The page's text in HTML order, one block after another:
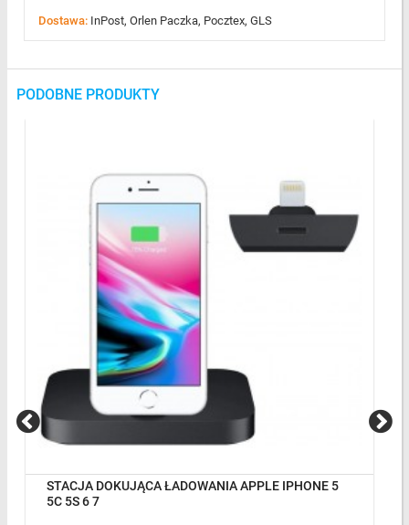
Dostawa: InPost, Orlen Paczka, Pocztex, GLS
PODOBNE PRODUKTY
STACJA DOKUJĄCA ŁADOWANIA APPLE IPHONE 5
5C 5S 6 7